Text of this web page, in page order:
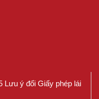
Lưu ý đổi Giấy phép lái